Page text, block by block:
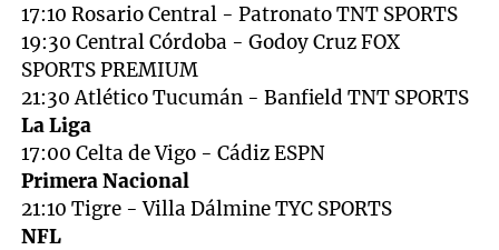
17:10 Rosario Central - Patronato TNT SPORTS
19:30 Central Córdoba - Godoy Cruz FOX
SPORTS PREMIUM
21:30 Atlético Tucumán - Banfield TNT SPORTS
La Liga
17:00 Celta de Vigo - Cádiz ESPN
Primera Nacional
21:10 Tigre - Villa Dálmine TYC SPORTS
NFL